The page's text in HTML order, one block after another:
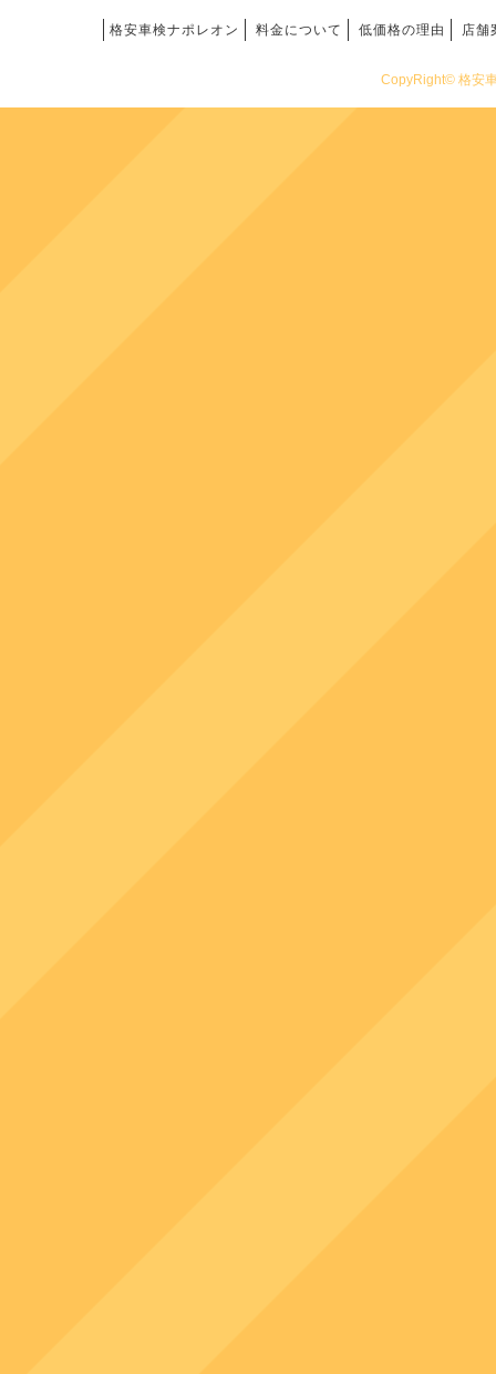
格安車検ナポレオン 料金について 低価格の理由 店舗
CopyRight© 格安